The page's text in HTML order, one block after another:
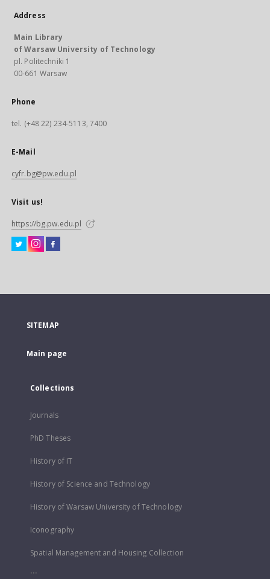
Address
Main Library
of Warsaw University of Technology
pl. Politechniki 1
00-661 Warsaw
Phone
tel. (+48 22) 234-5113, 7400
E-Mail
cyfr.bg@pw.edu.pl
Visit us!
https://bg.pw.edu.pl
SITEMAP
Main page
Collections
Journals
PhD Theses
History of IT
History of Science and Technology
History of Warsaw University of Technology
Iconography
Spatial Management and Housing Collection
...